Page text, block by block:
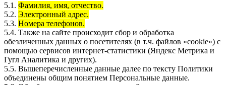
5.1. Фамилия, имя, отчество.
5.2. Электронный адрес.
5.3. Номера телефонов.
5.4. Также на сайте происходит сбор и обработка
обезличенных данных о посетителях (в т.ч. файлов «cookie») с
помощью сервисов интернет-статистики (Яндекс Метрика и
Гугл Аналитика и других).
5.5. Вышеперечисленные данные далее по тексту Политики
объединены общим понятием Персональные данные.